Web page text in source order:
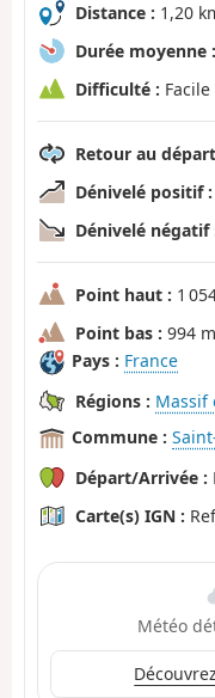
Distance : 1,20
Durée moyenne :
Difficulté : Facile
Retour au
Dénivelé positif :
Dénivelé négatif
Point haut : 1
Point bas : 994 m
Pays : France
Régions : Massif
Commune :
Départ/Arrivée :
Carte(s) IGN :
Météo